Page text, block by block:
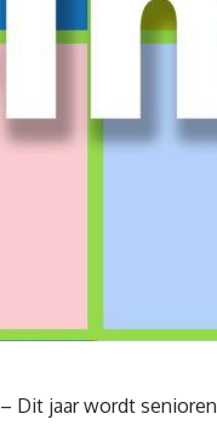
– Dit jaar wordt